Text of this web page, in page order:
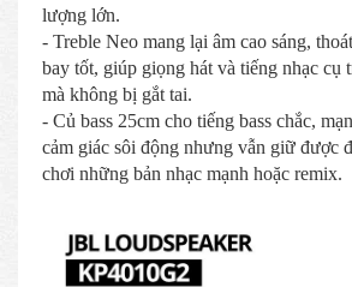
lượng lớn.
- Treble Neo mang lại âm cao sáng,
bay tốt, giúp giọng hát và tiếng nhạc cụ
mà không bị gắt tai.
- Củ bass 25cm cho tiếng bass chắc,
cảm giác sôi động nhưng vẫn giữ được
chơi những bản nhạc mạnh hoặc remix.